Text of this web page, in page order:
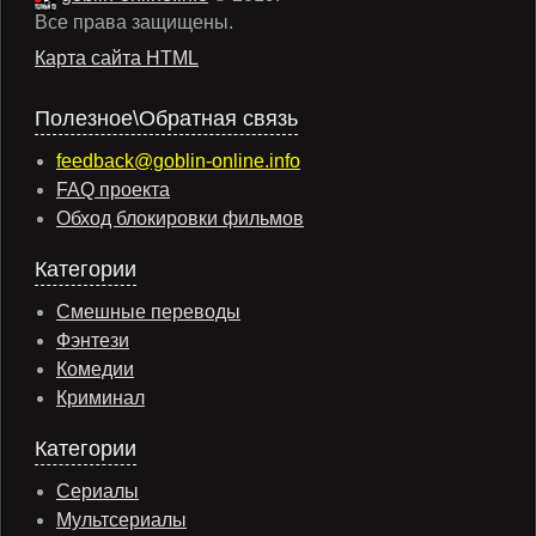
Все права защищены.
Карта сайта HTML
Полезное\Обратная связь
feedback@goblin-online.info
FAQ проекта
Обход блокировки фильмов
Категории
Смешные переводы
Фэнтези
Комедии
Криминал
Категории
Сериалы
Мультсериалы